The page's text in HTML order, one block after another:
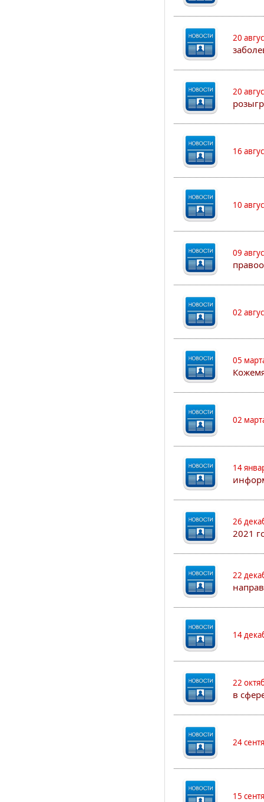
20
20
16
10
09
02
05
02
14
26
2021
22
14
22
в
24
15